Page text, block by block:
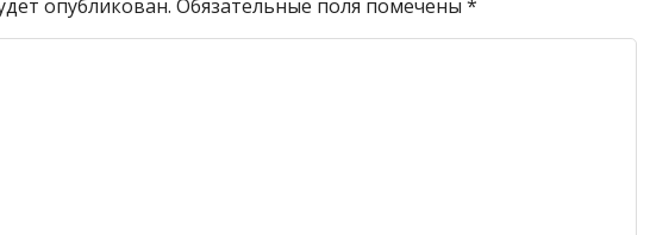
опубликован. Обязательные поля помечены *